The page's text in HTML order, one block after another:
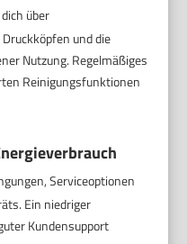
über
und die
Nutzung. Regelmäßiges
Reinigungsfunktionen
Serviceoptionen
Ein niedriger
Kundensupport